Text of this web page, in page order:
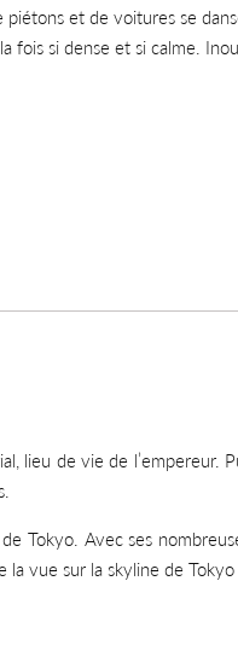
et de voitures se
fois si dense et si calme.
lieu de vie de l’empereur.
Tokyo. Avec ses
la vue sur la skyline de